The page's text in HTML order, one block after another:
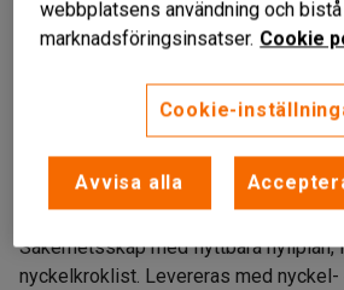
Flyttbar inredning
Säkerhetsskåp med flyttbara hyllplan,
nyckelkroklist. Levereras med nyckel-
webbplatsens användning och
marknadsföringsinsatser. Cookie
Cookie-
Avvisa alla